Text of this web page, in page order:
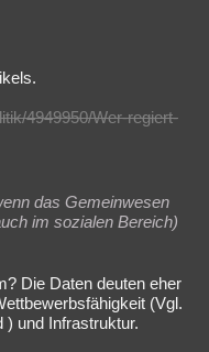
4949950/Wer-regiert-
das Gemeinwesen
im sozialen Bereich)
Die Daten deuten eher
(Vgl.
und Infrastruktur.